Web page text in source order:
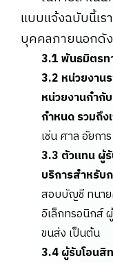
แบบแจ้งฉบับนี้เร
บุคคลภายนอกดั
3.1 พันธมิตรท
3.2 หน่วยงาน
หน่วยงานกำกั
กำหนด รวมถึง
เช่น ศาล อัยกา
3.3 ตัวแทน ผู้
บริการสำหรับ
สอบบัญชี ทนา
อิเล็กทรอนิกส์
ขนส่ง เป็นต้น
3.4 ผู้รับโอนสิ